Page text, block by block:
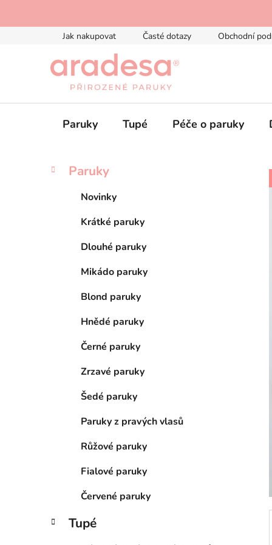
Jak nakupovat
Časté dotazy Obchodní
Paruky Tupé Péče o paruky
PPřeskočit
kategorie
K
a
Paruky
Novinky
Krátké paruky
Dlouhé paruky
Mikádo paruky
Blond paruky
Hnědé paruky
Černé paruky
Zrzavé paruky
Šedé paruky
Paruky z pravých vlasů
Růžové paruky
Fialové paruky
Červené paruky
Tupé